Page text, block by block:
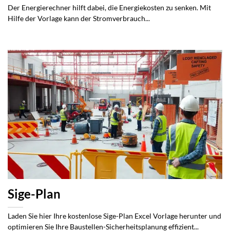
Der Energierechner hilft dabei, die Energiekosten zu senken. Mit
Hilfe der Vorlage kann der Stromverbrauch...
Sige-Plan
Laden Sie hier Ihre kostenlose Sige-Plan Excel Vorlage herunter und
optimieren Sie Ihre Baustellen-Sicherheitsplanung effizient...